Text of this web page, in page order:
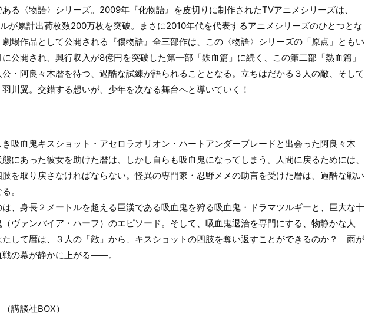
る〈物語〉シリーズ。2009年『化物語』を皮切りに制作されたTVアニメシリーズは、
が累計出荷枚数200万枚を突破。まさに2010年代を代表するアニメシリーズのひとつとな
場作品として公開される『傷物語』全三部作は、この〈物語〉シリーズの「原点」ともい
公開され、興行収入が8億円を突破した第一部「鉄血篇」に続く、この第二部「熱血篇」
・阿良々木暦を待つ、過酷な試練が語られることとなる。立ちはだかる３人の敵、そして
川翼。交錯する想いが、少年を次なる舞台へと導いていく！
吸血鬼キスショット・アセロラオリオン・ハートアンダーブレードと出会った阿良々木
にあった彼女を助けた暦は、しかし自らも吸血鬼になってしまう。人間に戻るためには、
を取り戻さなければならない。怪異の専門家・忍野メメの助言を受けた暦は、過酷な戦い
。
、身長２メートルを超える巨漢である吸血鬼を狩る吸血鬼・ドラマツルギーと、巨大な十
ヴァンパイア・ハーフ）のエピソード。そして、吸血鬼退治を専門にする、物静かな人
して暦は、３人の「敵」から、キスショットの四肢を奪い返すことができるのか？ 雨が
の幕が静かに上がる――。
講談社BOX）